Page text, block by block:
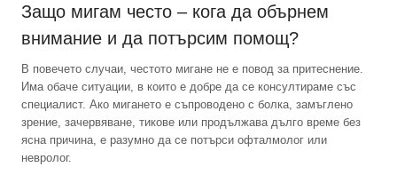
Защо мигам често – кога да обърнем
внимание и да потърсим помощ?
В повечето случаи, честото мигане не е повод за притеснение.
Има обаче ситуации, в които е добре да се консултираме със
специалист. Ако мигането е съпроводено с болка, замъглено
зрение, зачервяване, тикове или продължава дълго време без
ясна причина, е разумно да се потърси офталмолог или
невролог.